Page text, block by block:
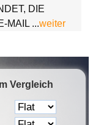
DIE
MAIL ...weiter
Vergleich